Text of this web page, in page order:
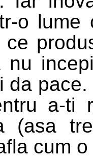
o
ce
nu
da
a-ti
(asa
cum